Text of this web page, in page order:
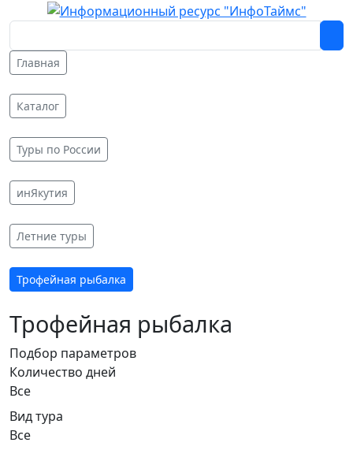
Главная
Каталог
Туры по России
инЯкутия
Летние туры
Трофейная рыбалка
Трофейная рыбалка
Подбор параметров
Количество дней
Все
Вид тура
Все